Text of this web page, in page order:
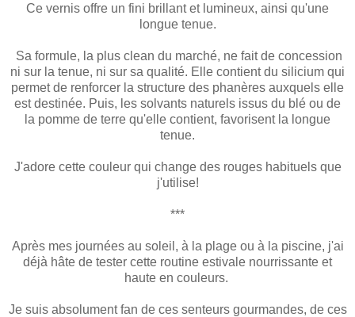
Ce vernis offre un fini brillant et lumineux, ainsi qu'une
longue tenue.
Sa formule, la plus clean du marché, ne fait de concession
ni sur la tenue, ni sur sa qualité. Elle contient du silicium qui
permet de renforcer la structure des phanères auxquels elle
est destinée. Puis, les solvants naturels issus du blé ou de
la pomme de terre qu'elle contient, favorisent la longue
tenue.
J'adore cette couleur qui change des rouges habituels que
j'utilise!
***
Après mes journées au soleil, à la plage ou à la piscine, j'ai
déjà hâte de tester cette routine estivale nourrissante et
haute en couleurs.
Je suis absolument fan de ces senteurs gourmandes, de ces